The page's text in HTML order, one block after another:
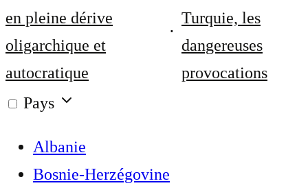
en pleine dérive
oligarchique et
autocratique
Turquie, les
dangereuses
provocations
Pays
Albanie
Bosnie-Herzégovine